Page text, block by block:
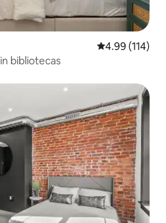
Calificación
4.99 (114)
bibliotecas